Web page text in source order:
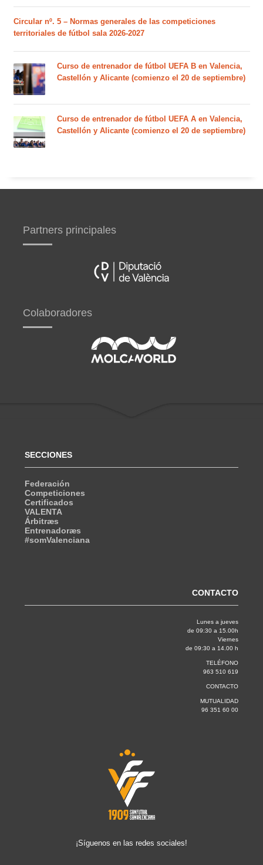
Circular nº. 5 – Normas generales de las competiciones
territoriales de fútbol sala 2026-2027
Curso de entrenador de fútbol UEFA B en Valencia,
Castellón y Alicante (comienzo el 20 de septiembre)
Curso de entrenador de fútbol UEFA A en Valencia,
Castellón y Alicante (comienzo el 20 de septiembre)
Partners principales
Colaboradores
SECCIONES
Federación
Competiciones
Certificados
VALENTA
Árbitræs
Entrenadoræs
#somValenciana
CONTACTO
Lunes a jueves
de 09:30 a 15.00h
Viernes
de 09:30 a 14.00 h
TELÉFONO
963 510 619
CONTACTO
MUTUALIDAD
96 351 60 00
¡Síguenos en las redes sociales!